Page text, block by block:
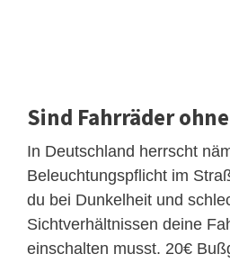
Sind Fahrräder
In Deutschland herrscht
Beleuchtungspflicht im
du bei Dunkelheit und
Sichtverhältnissen deine
einschalten musst. 20€